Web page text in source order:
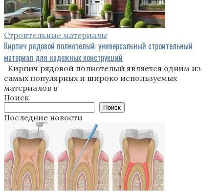
Строительные материалы
Кирпич рядовой полнотелый: универсальный строительный
материал для надежных конструкций
Кирпич рядовой полнотелый является одним из
самых популярных и широко используемых
материалов в
Поиск
Поиск
Последние новости